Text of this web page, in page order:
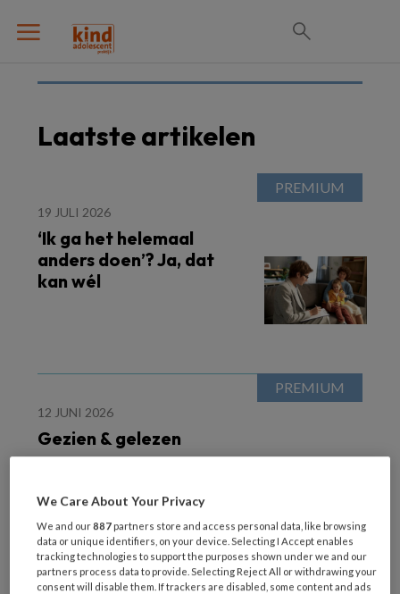
Laatste artikelen
19 JULI 2026
‘Ik ga het helemaal
anders doen’? Ja, dat
kan wél
12 JUNI 2026
Gezien & gelezen
We Care About Your Privacy
We and our887 partners store and access personal data, like browsing
data or unique identifiers, on your device. Selecting I Accept enables
tracking technologies to support the purposes shown under we and our
partners process data to provide. Selecting Reject All or withdrawing your
consent will disable them. If trackers are disabled, some content and ads